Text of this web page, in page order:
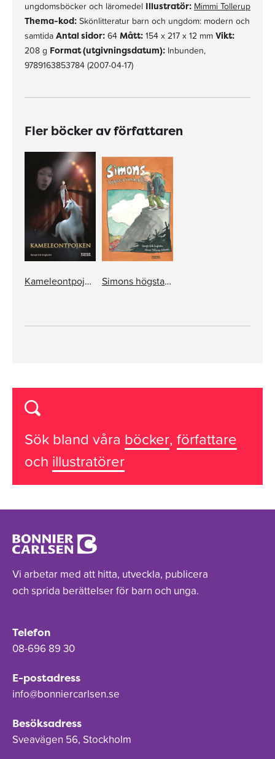
ungdomsböcker och läromedel Illustratör: Mimmi Tollerup
Thema-kod: Skönlitteratur barn och ungdom: modern och
samtida Antal sidor: 64 Mått: 154 x 217 x 12 mm Vikt:
208 g Format (utgivningsdatum): Inbunden,
9789163853784 (2007-04-17)
Fler böcker av författaren
Kameleontpojken Simons högsta önskan
Sök bland våra böcker, författare
och illustratörer
Vi arbetar med att hitta, utveckla, publicera
och sprida berättelser för barn och unga.
Telefon
08-696 89 30
E-postadress
info@bonniercarlsen.se
Besöksadress
Sveavägen 56, Stockholm